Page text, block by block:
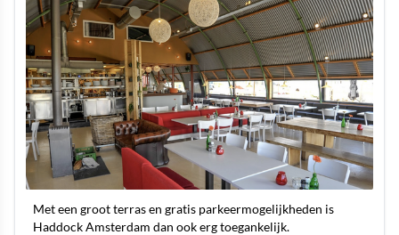
Met een groot terras en gratis parkeermogelijkheden is
Haddock Amsterdam dan ook erg toegankelijk.